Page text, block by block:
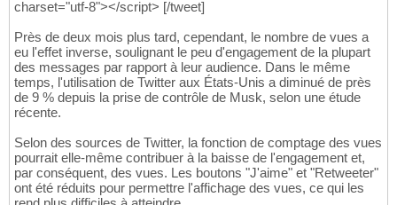
charset="utf-8"></script> [/tweet]
Près de deux mois plus tard, cependant, le nombre de vues a
eu l'effet inverse, soulignant le peu d'engagement de la plupart
des messages par rapport à leur audience. Dans le même
temps, l'utilisation de Twitter aux États-Unis a diminué de près
de 9 % depuis la prise de contrôle de Musk, selon une étude
récente.
Selon des sources de Twitter, la fonction de comptage des vues
pourrait elle-même contribuer à la baisse de l'engagement et,
par conséquent, des vues. Les boutons "J'aime" et "Retweeter"
ont été réduits pour permettre l'affichage des vues, ce qui les